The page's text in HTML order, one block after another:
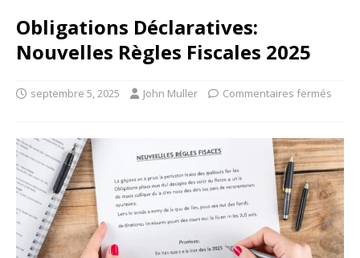
Obligations Déclaratives:
Nouvelles Règles Fiscales 2025
septembre 5, 2025 John Muller Commentaires fermés